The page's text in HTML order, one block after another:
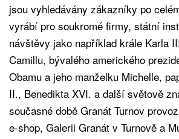
jsou vyhledávány zákazníky po
vyrábí pro soukromé firmy, státní
návštěvy jako například krále Karla
Camillu, bývalého amerického
Obamu a jeho manželku Michelle,
II., Benedikta XVI. a další světově
současné době Granát Turnov
e-shop, Galerii Granát v Turnově a